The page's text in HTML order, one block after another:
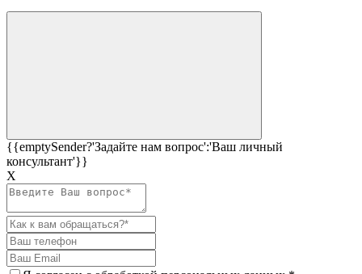
{{emptySender?'Задайте нам вопрос':'Ваш личный
консультант'}}
Х